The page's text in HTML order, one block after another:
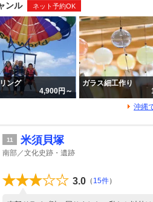
ンル ネット予約OK
ング
4,900円～
ガラス細工作り
沖縄
11 米須貝塚
南部／文化史跡・遺跡
3.0 （ 15件）